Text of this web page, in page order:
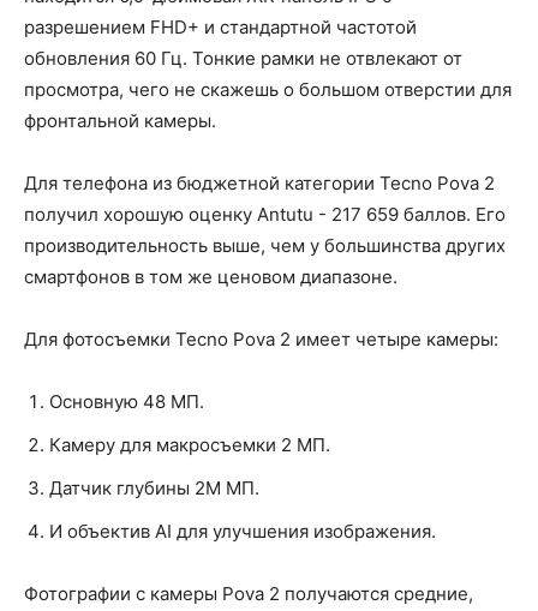
разрешением FHD+ и стандартной частотой
обновления 60 Гц. Тонкие рамки не отвлекают от
просмотра, чего не скажешь о большом отверстии для
фронтальной камеры.
Для телефона из бюджетной категории Tecno Pova 2
получил хорошую оценку Antutu - 217 659 баллов. Его
производительность выше, чем у большинства других
смартфонов в том же ценовом диапазоне.
Для фотосъемки Tecno Pova 2 имеет четыре камеры:
Основную 48 МП.
Камеру для макросъемки 2 МП.
Датчик глубины 2M МП.
И объектив AI для улучшения изображения.
Фотографии с камеры Pova 2 получаются средние,